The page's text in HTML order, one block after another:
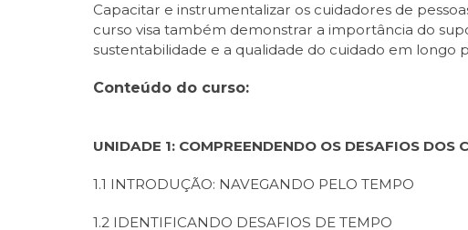
Capacitar e instrumentalizar os cuidadores de
curso visa também demonstrar a importância do
sustentabilidade e a qualidade do cuidado em longo
Conteúdo do curso:
UNIDADE 1: COMPREENDENDO OS DESAFIOS DOS
1.1 INTRODUÇÃO: NAVEGANDO PELO TEMPO
1.2 IDENTIFICANDO DESAFIOS DE TEMPO